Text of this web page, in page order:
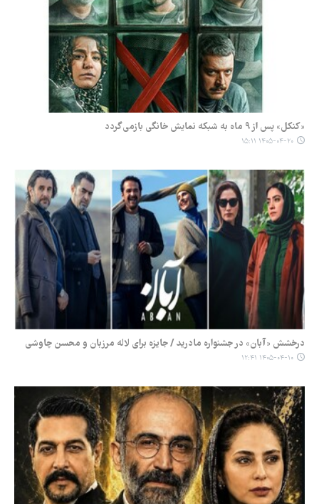
«کنکل» پس از ۹ ماه به شبکه نمایش خانگی بازمی‌گردد
۱۴۰۵-۰۴-۲۰ ۱۵:۱۱
درخشش «آبان» در جشنواره مادرید / جایزه برای لاله مرزبان و محسن چاوشی
۱۴۰۵-۰۴-۱۰ ۱۲:۴۱